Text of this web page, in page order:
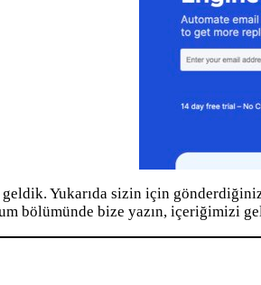
Yukarıda sizin için
bölümünde bize yazın, içeriğimizi